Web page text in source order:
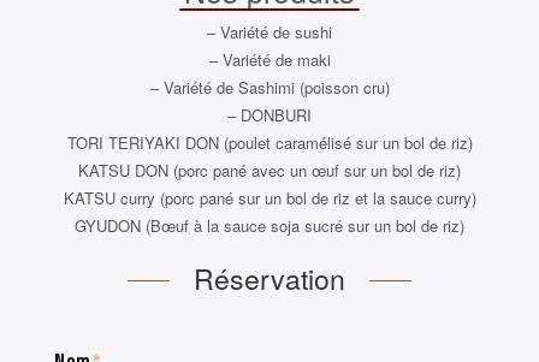
– Variété de sushi
– Variété de maki
– Variété de Sashimi (poisson cru)
– DONBURI
TORI TERIYAKI DON (poulet caramélisé sur un bol de riz)
KATSU DON (porc pané avec un œuf sur un bol de riz)
KATSU curry (porc pané sur un bol de riz et la sauce curry)
GYUDON (Bœuf à la sauce soja sucré sur un bol de riz)
Réservation